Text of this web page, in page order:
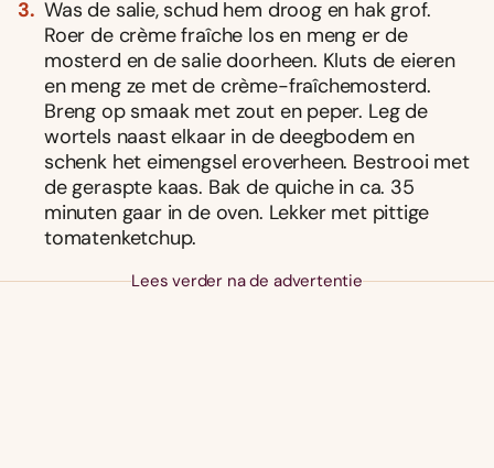
Was de salie, schud hem droog en hak grof.
Roer de crème fraîche los en meng er de
mosterd en de salie doorheen. Kluts de eieren
en meng ze met de crème-fraîchemosterd.
Breng op smaak met zout en peper. Leg de
wortels naast elkaar in de deegbodem en
schenk het eimengsel eroverheen. Bestrooi met
de geraspte kaas. Bak de quiche in ca. 35
minuten gaar in de oven. Lekker met pittige
tomatenketchup.
Lees verder na de advertentie